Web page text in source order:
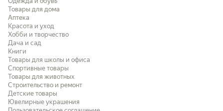
Товары для дома
Аптека
Красота и уход
Хобби и творчество
Дача и сад
Книги
Товары для школы и офиса
Спортивные товары
Товары для животных
Строительство и ремонт
Детские товары
Ювелирные украшения